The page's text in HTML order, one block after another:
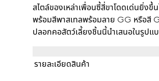
สไตล์ของเหล่าเพื่อนซี้สี่ขาโดดเด่นยิ่ง
พร้อมสีพาสเทลพร้อมลาย GG หรือสี
ปลอกคอสัตว์เลี้ยงชิ้นนี้นำเสนอในรูป
รายละเอียดสินค้า